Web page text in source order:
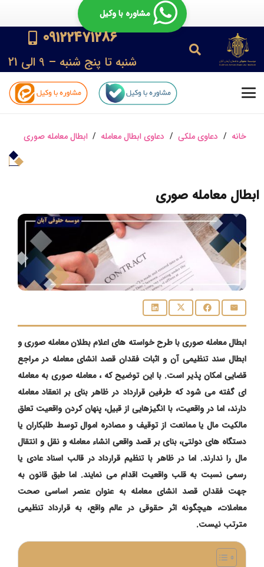
مشاوره با وکیل
09122471286
شنبه تا پنج شنبه – 9 الی 21
خانه / دعاوی ملکی / دعاوی ابطال معامله / ابطال معامله صوری
ابطال معامله صوری
ابطال معامله صوری با طرح خواسته های اعلام بطلان معامله صوری و
ابطال سند تنظیمی آن و اثبات فقدان قصد انشای معامله در مراجع
قضایی امکان پذیر است. با این توضیح که ، معامله صوری به معامله
ای گفته می شود که طرفین قرارداد در ظاهر بنای بر انعقاد معامله
دارند، اما در واقعیت، با انگیزهایی از قبیل، پنهان کردن واقعیت تعلق
مالکیت مال یا ممانعت از توقیف و مصادره اموال توسط طلبکاران یا
دستگاه های دولتی، بنای بر قصد واقعی انشاء معامله و نقل و انتقال
مال را ندارند. اما در ظاهر با تنظیم قرارداد در قالب اسناد عادی یا
رسمی نسبت به قلب واقعیت اقدام می نمایند. اما طبق قانون به
جهت فقدان قصد انشای معامله به عنوان عنصر اساسی صحت
معاملات، هیچگونه اثر حقوقی در عالم واقع، به قرارداد تنظیمی
مترتب نیست.